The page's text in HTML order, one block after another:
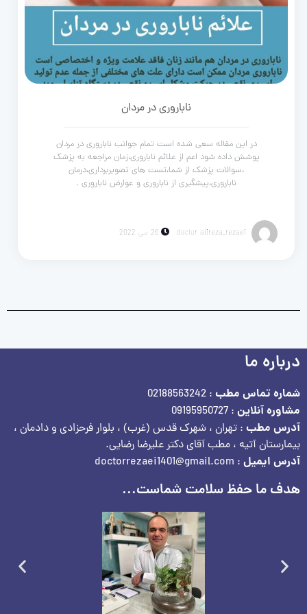
ناباروری در مردان
در این مقاله سعی شده است تمام جوانب ناباروری در مردان
پوشش داده شود اعم از علائم ناباروری،زمان مراجعه به پزشک
،سوالات پزشک از شما،تست های تصویربرداری،درمان
ناباروری،پیشگیری از ناباروری و عوارض ناباروری .
doctor alireza_rezaei 26 می 2022
درباره ما
شماره تماس مطب : 02188563242
مشاوره آنلاین : 09195950727
آدرس مطب : تهران ، شهرک قدس (غرب) ، بلوار فرحزادی و دادمان ،
بیمارستان آتیه ، مطب آقای دکتر علیرضا رضایی.
آدرس ایمیل : doctorrezaei1401@gmail.com
هدف ما حفظ سلامت شماست...